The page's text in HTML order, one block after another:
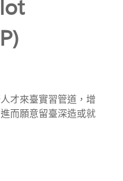
才來臺實習管道，增
而願意留臺深造或就